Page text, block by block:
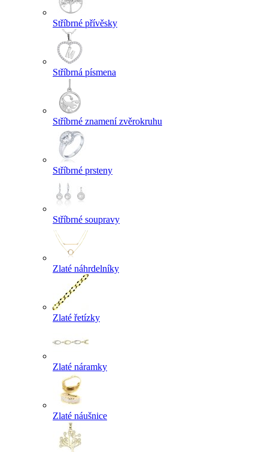
Stříbrné přívěsky
Stříbrná písmena
Stříbrné znamení zvěrokruhu
Stříbrné prsteny
Stříbrné soupravy
Zlaté náhrdelníky
Zlaté řetízky
Zlaté náramky
Zlaté náušnice